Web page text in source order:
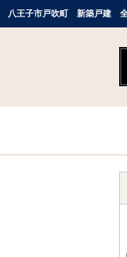
八王子市戸吹町 新築戸建 全